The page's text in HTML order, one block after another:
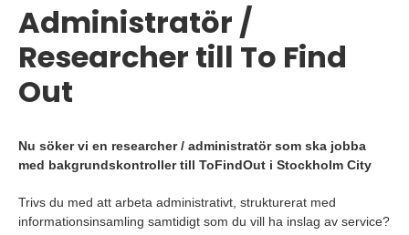
Administratör /
Researcher till To Find
Out
Nu söker vi en researcher / administratör som ska jobba
med bakgrundskontroller till ToFindOut i Stockholm City
Trivs du med att arbeta administrativt, strukturerat med
informationsinsamling samtidigt som du vill ha inslag av service?